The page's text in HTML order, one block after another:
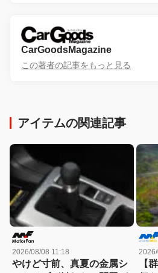
CarGoodsMagazine
この著者の記事をもっと見る
アイテムの関連記事
2026/08/08 11:18
やけど寸前、真夏の金属シ
【